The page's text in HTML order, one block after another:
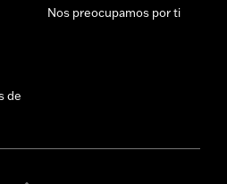
de
Nos preocupamos por ti